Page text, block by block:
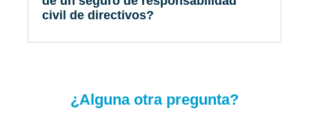
civil de directivos?
¿Alguna otra pregunta?